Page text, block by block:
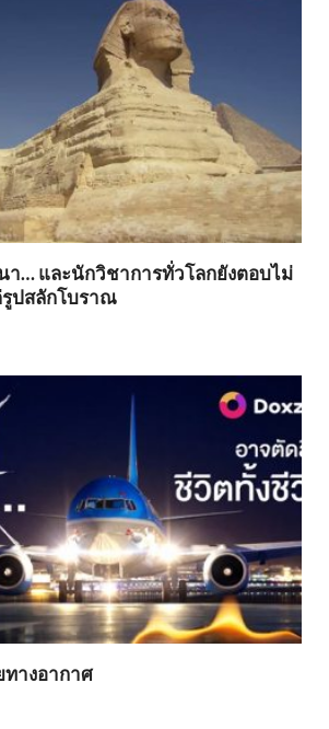
า… และนักวิชาการทั่วโลกยังตอบไม่
ปสลักโบราณ
างอากาศ